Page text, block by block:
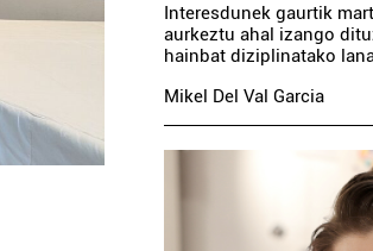
Interesdunek gaurtik
aurkeztu ahal izango
hainbat diziplinatako
Mikel Del Val Garcia